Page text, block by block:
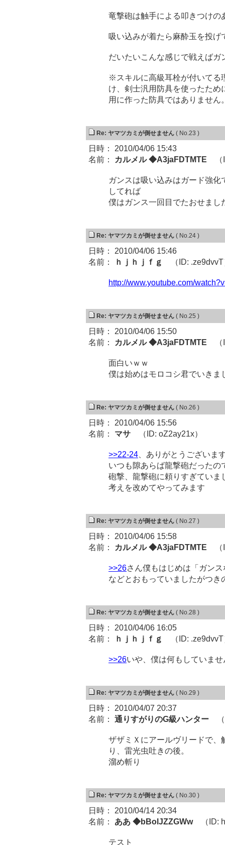
竜撃砲は触手による叩きつけ
吸い込みが着たら麻酔玉を投
だいたいこんな感じで戦えば
※スキルに高級耳栓が付いてる
け、剣士汎用防具を使ったた
用に作った防具ではありません
Re: ヤマツカミが倒せません ( No.23 )
日時： 2010/04/06 15:43
名前：
カルメル ◆A3jaFDTMTE （
ガンスは吸い込みはガード強
してれば
僕はガンス一回目でたおせまし
Re: ヤマツカミが倒せません ( No.24 )
日時： 2010/04/06 15:46
名前：
ｈｊｈｊｆｇ （ID: .ze9dvvT
http://www.youtube.com/
Re: ヤマツカミが倒せません ( No.25 )
日時： 2010/04/06 15:50
名前：
カルメル ◆A3jaFDTMTE （
面白いｗｗ
僕は始めはモロコシ君でいきま
Re: ヤマツカミが倒せません ( No.26 )
日時： 2010/04/06 15:56
名前： マサ （ID: oZ2ay21x）
>>22-24 、ありがとうございま
いつも隙あらば龍撃砲だったの
砲撃、龍撃砲に頼りすぎていま
考えを改めてやってみます
Re: ヤマツカミが倒せません ( No.27 )
日時： 2010/04/06 15:58
名前：
カルメル ◆A3jaFDTMTE （
>>26さん僕もはじめは「ガン
などとおもっていましたがつ
Re: ヤマツカミが倒せません ( No.28 )
日時： 2010/04/06 16:05
名前：
ｈｊｈｊｆｇ （ID: .ze9dvvT
>>26いや、僕は何もしていま
Re: ヤマツカミが倒せません ( No.29 )
日時： 2010/04/07 20:37
名前： 通りすがりのG級ハンター （
ザザミＸにアールヴリードで
り、雷光虫吐きの後。
溜め斬り
Re: ヤマツカミが倒せません ( No.30 )
日時： 2010/04/14 20:34
名前： ああ ◆bBolJZZGWw（ID:
テスト